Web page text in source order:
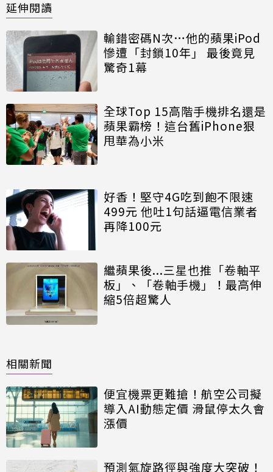
延伸閱讀
輸錯密碼N次…他的蘋果iPod
慘遭「封鎖10年」 最後竟見
驚奇1幕
全球Top 15高階手機排名還是
蘋果霸榜！這台舊iPhone狠
甩華為小米
好香！堅守4G吃到飽不限速
499元 他吐1句話逼電信業者
再降100元
繼蘋果後...三星也推「卷軸平
板」、「卷軸手機」！最高伸
縮5倍超驚人
相關新聞
便宜機票更難搶！航空公司擬
導入AI動態定價 滑鼠停太久會
漲價
預測氣旋路徑與強度大突破！